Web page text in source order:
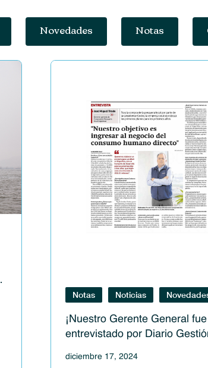
Novedades Notas
Notas Noticias
¡Nuestro Gerente General fue
entrevistado por Diario
diciembre 17, 2024